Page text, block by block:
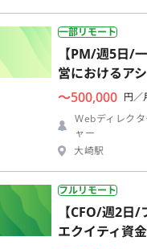
一部リモート
【PM/週5日/
営におけるア
〜500,000 円／
Webディレク
ャー
大崎駅
フルリモート
【CFO/週2日
エクイティ資